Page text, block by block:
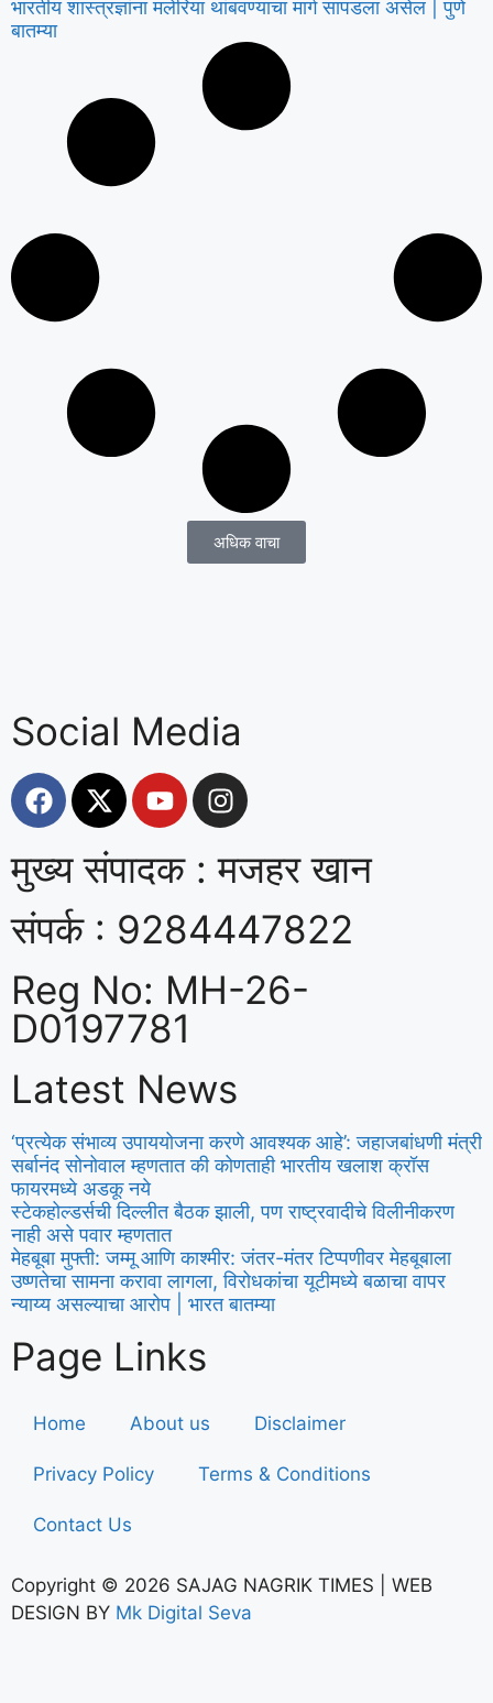
भारतीय शास्त्रज्ञांना मलेरिया थांबवण्याचा मार्ग सापडला असेल | पुणे
बातम्या
अधिक वाचा
Social Media
मुख्य संपादक : मजहर खान
संपर्क : 9284447822
Reg No: MH-26-
D0197781
Latest News
‘प्रत्येक संभाव्य उपाययोजना करणे आवश्यक आहे’: जहाजबांधणी मंत्री
सर्बानंद सोनोवाल म्हणतात की कोणताही भारतीय खलाश क्रॉस
फायरमध्ये अडकू नये
स्टेकहोल्डर्सची दिल्लीत बैठक झाली, पण राष्ट्रवादीचे विलीनीकरण
नाही असे पवार म्हणतात
मेहबूबा मुफ्ती: जम्मू आणि काश्मीर: जंतर-मंतर टिप्पणीवर मेहबूबाला
उष्णतेचा सामना करावा लागला, विरोधकांचा यूटीमध्ये बळाचा वापर
न्याय्य असल्याचा आरोप | भारत बातम्या
Page Links
Home About us Disclaimer
Privacy Policy Terms & Conditions
Contact Us
Copyright © 2026 SAJAG NAGRIK TIMES | WEB
DESIGN BY Mk Digital Seva